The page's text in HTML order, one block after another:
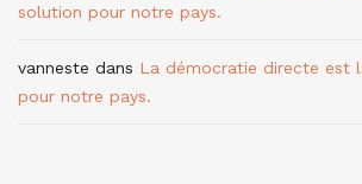
solution pour notre pays.
vanneste dans La démocratie directe est
pour notre pays.